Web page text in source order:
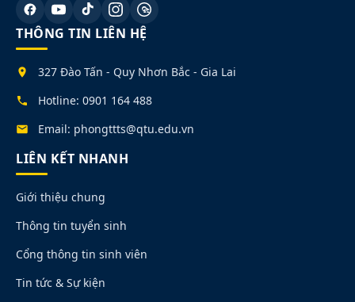
THÔNG TIN LIÊN HỆ
327 Đào Tấn - Quy Nhơn Bắc - Gia Lai
Hotline: 0901 164 488
Email: phongttts@qtu.edu.vn
LIÊN KẾT NHANH
Giới thiệu chung
Thông tin tuyển sinh
Cổng thông tin sinh viên
Tin tức & Sự kiện